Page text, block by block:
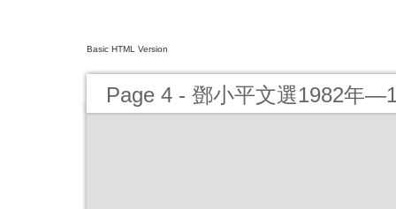
Basic HTML Version
Page 4 - 鄧小平文選1982年